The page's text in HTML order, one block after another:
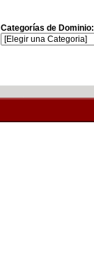
Categorías de Dominio: